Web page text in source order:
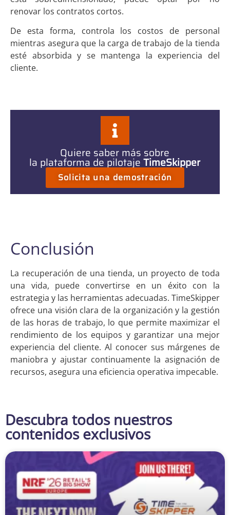
renovar los contratos cortos.
De esta forma, controla los costos de personal
mientras asegura que la carga de trabajo de la tienda
esté absorbida y se mantenga la experiencia del
cliente.
Quiere saber más sobre
la plataforma de pilotajeTimeSkipper
Solicita una demostración
Conclusión
La recuperación de una tienda, un proyecto de toda
una vida, puede convertirse en un éxito con la
estrategia y las herramientas adecuadas. TimeSkipper
ofrece una visión clara de la organización y la gestión
de las horas de trabajo, lo que permite maximizar el
rendimiento de los equipos y garantizar una mejor
experiencia del cliente. Al conocer sus márgenes de
maniobra y ajustar continuamente la asignación de
recursos, asegura una eficiencia operativa impecable.
Descubra todos nuestros
contenidos exclusivos